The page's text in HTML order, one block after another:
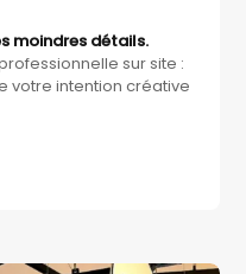
moindres détails.
sur site :
votre intention créative